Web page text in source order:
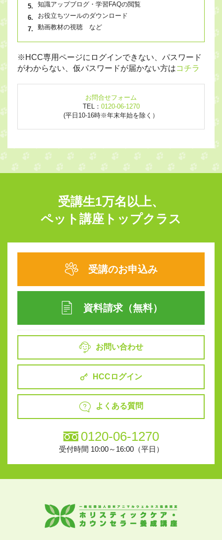
知識アップブログ・学習FAQの閲覧
お役立ちツールのダウンロード
動画教材の視聴 など
※HCC専用ページにログインできない、パスワード
がわからない、仮パスワードが届かない方はコチラ
お問合せフォーム
TEL： 0120-06-1270
(平日10-16時※年末年始を除く）
受講生1万名以上、
ペット講座トップクラス
受講のお申込み
資料請求（無料）
お問い合わせ
HCCログイン
よくある質問
0120-06-1270
受付時間 10:00～16:00（平日）